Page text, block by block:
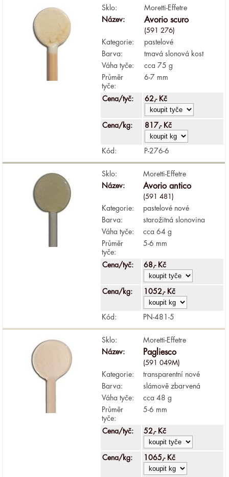
Sklo:
Moretti-Effetre
Název:
Avorio scuro
(591 276)
Kategorie:
pastelové
Barva:
tmavá slonová kost
Váha tyče:
cca 75 g
Průměr
tyče:
6-7 mm
Cena/tyč: 62,- Kč
Cena/kg: 817,- Kč
Kód: P-276-6
Sklo:
Moretti-Effetre
Název:
Avorio antico
(591 481)
Kategorie:
pastelové nové
Barva:
starožitná slonovina
Váha tyče:
cca 64 g
Průměr
tyče:
5-6 mm
Cena/tyč: 68,- Kč
Cena/kg: 1052,- Kč
Kód: PN-481-5
Sklo:
Moretti-Effetre
Název:
Pagliesco
(591 049M)
Kategorie:
transparentní nové
Barva:
slámově zbarvená
Váha tyče:
cca 48 g
Průměr
tyče:
5-6 mm
Cena/tyč: 52,- Kč
Cena/kg: 1065,- Kč